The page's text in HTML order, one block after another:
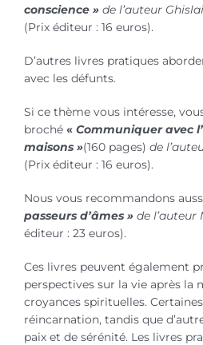
conscience »de l’auteur
(Prix éditeur : 16 euros).
D’autres livres pratiques
avec les défunts.
Si ce thème vous intéresse,
broché « Communiquer avec
maisons »(160 pages) de
(Prix éditeur : 16 euros).
Nous vous recommandons
passeurs d’âmes »de l’auteur
éditeur : 23 euros).
Ces livres peuvent également
perspectives sur la vie après la
croyances spirituelles.
réincarnation, tandis que
paix et de sérénité. Les livres